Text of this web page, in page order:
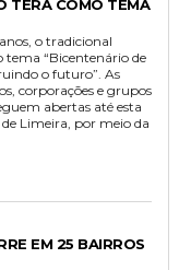
TERÁ COMO TEMA
o tradicional
tema “Bicentenário de
o futuro”. As
corporações e grupos
abertas até esta
Limeira, por meio da
EM 25 BAIRROS